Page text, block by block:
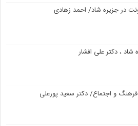
در جزیره شاد/ احمد زهادی
، دکتر علی افشار
و اجتماع/ دکتر سعید پورعلی